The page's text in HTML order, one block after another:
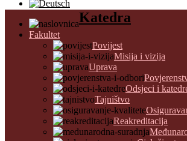
Fakultet
Povijest
Misija i vizija
Uprava
Odsjeci i
Tajništvo
Reakreditacija
Katedra